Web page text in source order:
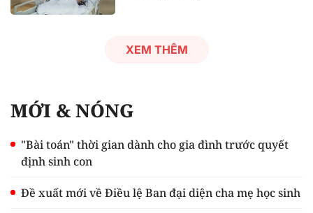
XEM THÊM
MỚI & NÓNG
"Bài toán" thời gian dành cho gia đình trước quyết
định sinh con
Đề xuất mới về Điều lệ Ban đại diện cha mẹ học sinh